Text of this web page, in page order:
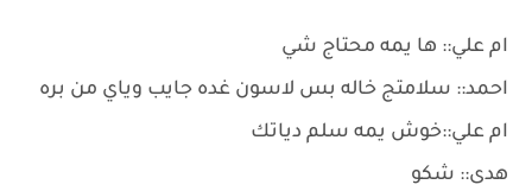
ام علي:: ها يمه محتاج شي
احمد:: سلامتج خاله بس لاسون غده جايب وياي من بره
ام علي::خوش يمه سلم دياتك
هدى:: شكو